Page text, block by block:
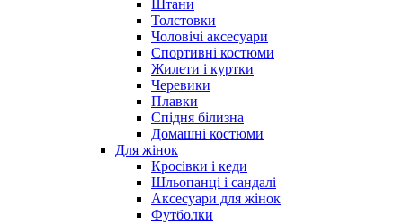
Штани
Толстовки
Чоловічі аксесуари
Спортивні костюми
Жилети і куртки
Черевики
Плавки
Спідня білизна
Домашні костюми
Для жінок
Кросівки і кеди
Шльопанці і сандалі
Аксесуари для жінок
Футболки